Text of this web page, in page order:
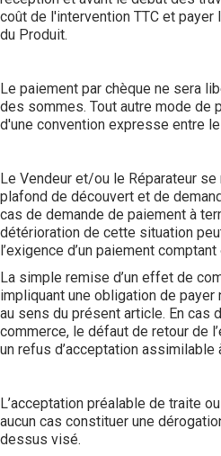
coût de l'intervention TTC et
du Produit.
Le paiement par chèque ne sera
des sommes. Tout autre mode de
d'une convention expresse entre
Le Vendeur et/ou le Réparateur
plafond de découvert et de
cas de demande de paiement à
détérioration de cette situation
l’exigence d’un paiement
La simple remise d’un effet de
impliquant une obligation de
au sens du présent article. En cas
commerce, le défaut de retour de
un refus d’acceptation assimilable
L’acceptation préalable de traite
aucun cas constituer une
dessus visé.